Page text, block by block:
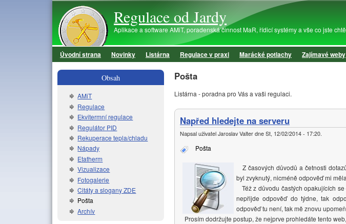
Regulace od Jardy
Aplikace a software AMiT, poradenská činnost MaR, řídicí systémy a vše co jste
Hlavní menu
Úvodní strana Novinky Listárna Regulace v praxi Marácké potlachy Zajímavé weby
Pošta
Listárna - poradna pro Vás a vaši regulaci.
Napřed hledejte na serveru
Napsal uživatel Jaroslav Valter dne St, 12/02/2014 - 17:20.
Pošta
Z časových důvodů a četnosti
byl zvyknutý, nicméně odpověď mi
Též z důvodu častých opakujících
nepřijde odpověď do týdne, tak
odpověď tu není, tak mě znovu
Prosím dodržujte postup, že nejprve prohledáte tento
Obsah
AMiT
Regulace
Ekvitermní regulace
Regulátor PID
Rekuperace tepla/chladu
Nápady
Etatherm
Vizualizace
Fotogalerie
Citáty a slogany ZDE
Pošta
Archív